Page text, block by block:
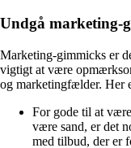
Undgå marketing-
Marketing-gimmicks er
vigtigt at være
og marketingfælder. Her
For gode til at
være sand, er det
med tilbud, der er